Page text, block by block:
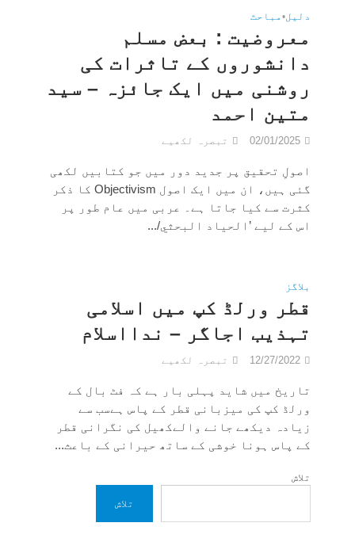
دلیل• مباحث
معروضیت : بعض مسلم
دانشوروں کے تاثرات کی
روشنی میں ایک جائزہ – سید
متین احمد
02/01/2025 تبصرہ لکھیے
اصولِ تحقیق پر جدید دور میں جو کتابیں لکھی
گئی ہیں، ان میں ایک اصول Objectivism کا ذکر
کثرت سے کیا جاتا ہے۔ عربی میں عام طور پر
اس کے لیے ’الحياد البحثي/...
بلاگز
قطر ورلڈ کپ میں اسلامی
تہذیب اجاگر‎‎ – ندااسلام
12/27/2022 تبصرہ لکھیے
تاریخ میں شاید پہلی بار ہے کہ فٹ بال کے
ورلڈ کپ کی میزبانی قطر کے پاس ہےسب سے
زیادہ دیکھے جانے والےکھیل کی نگرانی قطر
کے پاس ہونا خوشی کے ساتھ حیرانی کے باعث...
تلاش
تلاش